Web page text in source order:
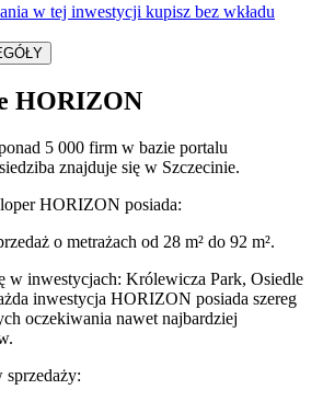
w tej inwestycji kupisz bez wkładu
HORIZON
5 000 firm w bazie portalu
znajduje się w Szczecinie.
HORIZON posiada:
o metrażach od 28 m² do 92 m².
w inwestycjach: Królewicza Park, Osiedle
inwestycja HORIZON posiada szereg
oczekiwania nawet najbardziej